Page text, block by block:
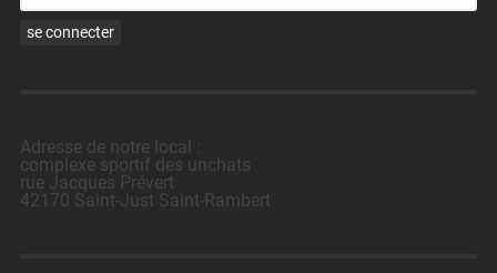
Adresse de notre local :
complexe sportif des unchats
rue Jacques Prévert
42170 Saint-Just Saint-Rambert